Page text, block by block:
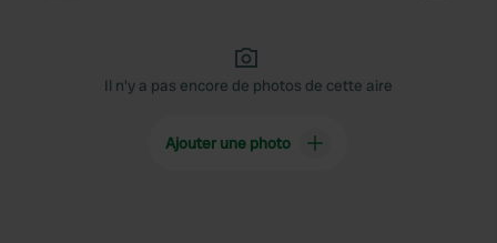
Il n'y a pas encore de photos de cette aire
Ajouter une photo